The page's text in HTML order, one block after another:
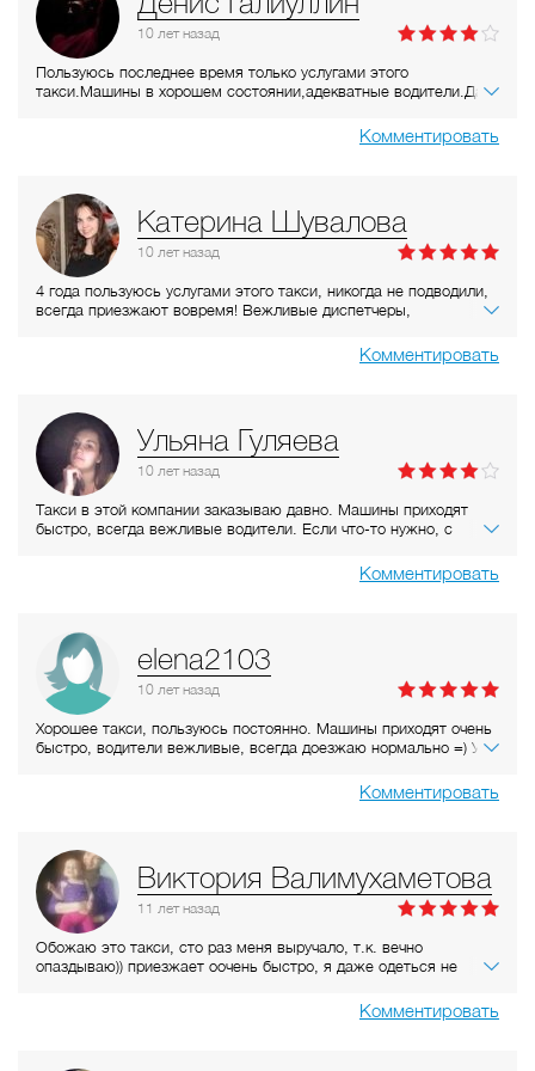
Денис Галиуллин
10 летназад
Пользуюсь последнее время только услугами этого
такси.Машины в хорошем состоянии,адекватные водители.Да и
приложения на IOS "RUTAXI".Можно вбить адреса и
приложение само рассчитает цену и вызовет машину.Более
Комментировать
Катерина Шувалова
10 летназад
4 года пользуюсь услугами этого такси, никогда не подводили,
всегда приезжают вовремя! Вежливые диспетчеры,
время езды не гоняют, а это очень важно!!!!!!!!!!!!Комментировать
Ульяна Гуляева
10 летназад
Такси в этой компании заказываю давно. Машины приходят
быстро, всегда вежливые водители. Если что-то нужно, с
Максимум, что случалось - водители машины не могли найди
правильный въезд или нужный подъезд, ибо нумерация
целом довольна.))
Комментировать
elena2103
10 летназад
Хорошее такси, пользуюсь постоянно. Машины приходят очень
быстро, водители вежливые, всегда доезжаю нормально =) У
выходит) Довольна я этой фирмой, в общем))Комментировать
Виктория Валимухаметова
11 летназад
Обожаю это такси, сто раз меня выручало, т.к. вечно
опаздываю)) приезжает оочень быстро, я даже одеться не
Комментировать